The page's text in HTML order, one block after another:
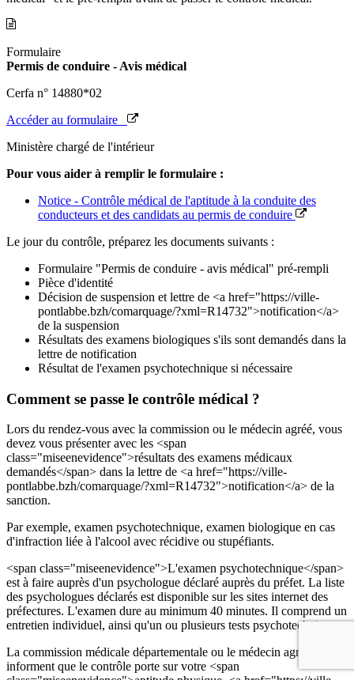
Formulaire
Permis de conduire - Avis médical
Cerfa n° 14880*02
Accéder au formulaire
Ministère chargé de l'intérieur
Pour vous aider à remplir le formulaire :
Notice - Contrôle médical de l'aptitude à la conduite des
conducteurs et des candidats au permis de conduire
Le jour du contrôle, préparez les documents suivants :
Formulaire "Permis de conduire - avis médical" pré-rempli
Pièce d'identité
Décision de suspension et lettre de <a href="https://ville-
pontlabbe.bzh/comarquage/?xml=R14732">notification</a>
de la suspension
Résultats des examens biologiques s'ils sont demandés dans la
lettre de notification
Résultat de l'examen psychotechnique si nécessaire
Comment se passe le contrôle médical ?
Lors du rendez-vous avec la commission ou le médecin agréé, vous
devez vous présenter avec les <span
class="miseenevidence">résultats des examens médicaux
demandés</span> dans la lettre de <a href="https://ville-
pontlabbe.bzh/comarquage/?xml=R14732">notification</a> de la
sanction.
Par exemple, examen psychotechnique, examen biologique en cas
d'infraction liée à l'alcool avec récidive ou stupéfiants.
<span class="miseenevidence">L'examen psychotechnique</span>
est à faire auprès d'un psychologue déclaré auprès du préfet. La liste
des psychologues déclarés est disponible sur les sites internet des
préfectures. L'examen dure au minimum 40 minutes. Il comprend un
entretien individuel, ainsi qu'un ou plusieurs tests psychotechniques.
La commission médicale départementale ou le médecin agréé vous
informent que le contrôle porte sur votre <span